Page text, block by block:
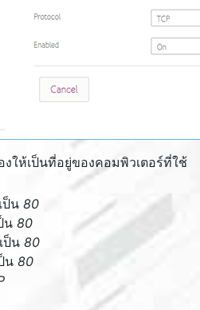
งให้เป็นที่อยู่ของคอมพิวเตอร์ที่ใช้
ป็น 80
น 80
ป็น 80
น 80